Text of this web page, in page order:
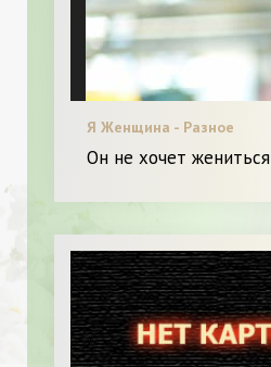
Я Женщина - Разное
Он не хочет жениться